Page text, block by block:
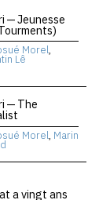
— Jeunesse
Morel,
Lê
— The
Morel, Marin
a vingt ans